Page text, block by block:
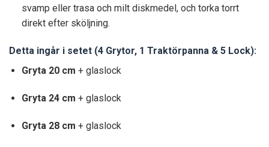
svamp eller trasa och milt diskmedel, och torka torrt
direkt efter sköljning.
Detta ingår i setet (4 Grytor, 1 Traktörpanna & 5 Lock):
Gryta 20 cm + glaslock
Gryta 24 cm + glaslock
Gryta 28 cm + glaslock